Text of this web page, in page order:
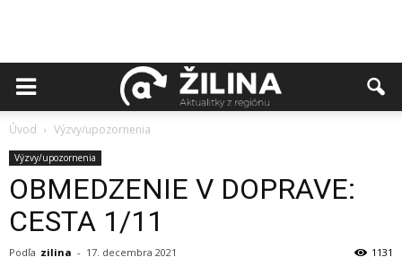
Úvod Výzvy/upozornenia
Výzvy/upozornenia
OBMEDZENIE V DOPRAVE:
CESTA 1/11
Podľa zilina - 17. decembra 2021 1131